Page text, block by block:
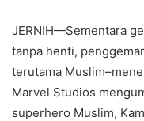
JERNIH—Sementara
tanpa henti,
terutama
Marvel Studios
superhero Muslim,